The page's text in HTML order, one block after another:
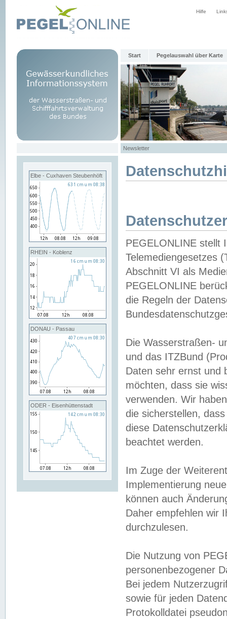
Hilfe
Start Pegelauswahl über Karte
Newsletter
Elbe - Cuxhaven Steubenhöft
RHEIN - Koblenz
DONAU - Passau
ODER - Eisenhüttenstadt
PEGELONLINE stellt
Telemediengesetzes
Abschnitt VI als
PEGELONLINE
die Regeln der
Die Wasserstraßen-
und das ITZBund
Daten sehr ernst und
möchten, dass sie
verwenden. Wir
die sicherstellen,
diese
beachtet werden.
Im Zuge der
Implementierung
können auch
Daher empfehlen wir
durchzulesen.
Die Nutzung von
personenbezogener
Bei jedem
sowie für jeden
Protokolldatei